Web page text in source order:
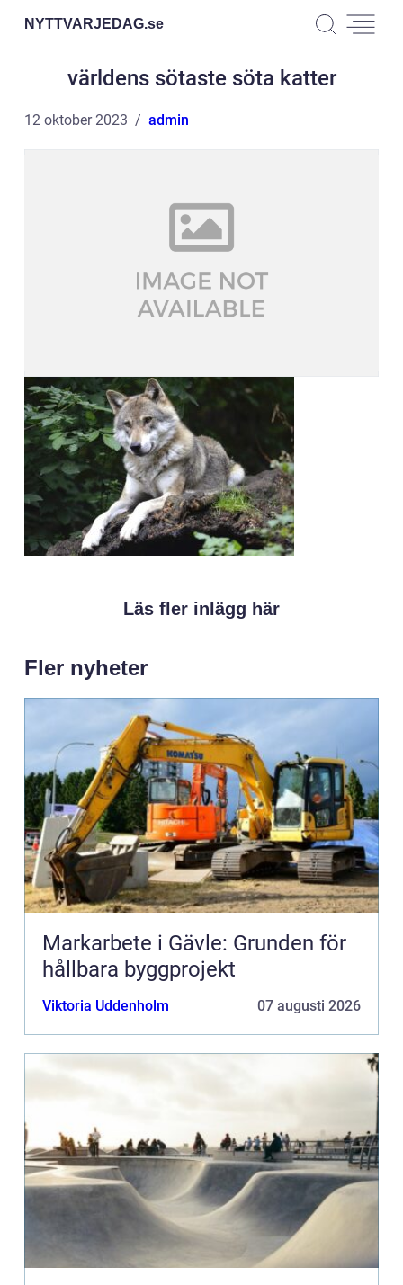
NYTTVARJEDAG.se
världens sötaste söta katter
12 oktober 2023 admin
Läs fler inlägg här
Fler nyheter
Markarbete i Gävle: Grunden för
hållbara byggprojekt
Viktoria Uddenholm 07 augusti 2026